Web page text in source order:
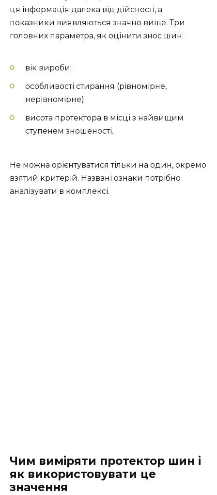
ця інформація далека від дійсності, а
показники виявляються значно вище. Три
головних параметра, як оцінити знос шин:
вік вироби;
особливості стирання (рівномірне,
нерівномірне);
висота протектора в місці з найвищим
ступенем зношеності.
Не можна орієнтуватися тільки на один, окремо
взятий критерій. Названі ознаки потрібно
аналізувати в комплексі.
Чим виміряти протектор шин і
як використовувати це
значення